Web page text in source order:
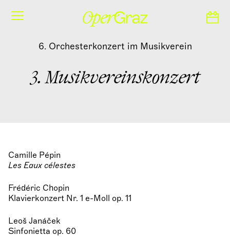
k
i
t
o
6. Orchesterkonzert im Musikverein
3. Musikvereinskonzert
Camille Pépin
Les Eaux célestes
Frédéric Chopin
Klavierkonzert Nr. 1 e-Moll op. 11
Leoš Janáček
Sinfonietta op. 60